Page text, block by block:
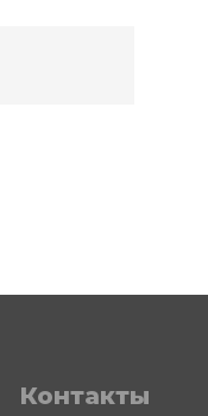
Контакты